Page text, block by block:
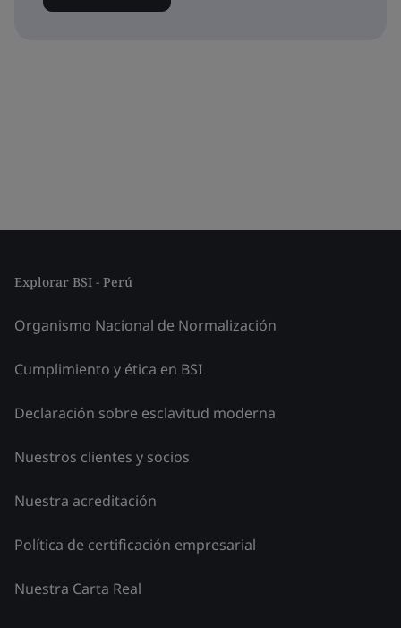
Explorar BSI - Perú
Organismo Nacional de Normalización
Cumplimiento y ética en BSI
Declaración sobre esclavitud moderna
Nuestros clientes y socios
Nuestra acreditación
Política de certificación empresarial
Nuestra Carta Real